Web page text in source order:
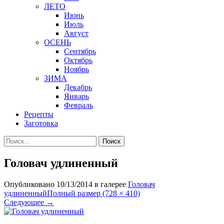
ЛЕТО
Июнь
Июль
Август
ОСЕНЬ
Сентябрь
Октябрь
Ноябрь
ЗИМА
Декабрь
Январь
Февраль
Рецепты
Заготовка
Найти:
Головач удлиненный
Опубликовано 10/13/2014 в галерее Головач
удлиненныйПолный размер (728 × 410)
Следующее →